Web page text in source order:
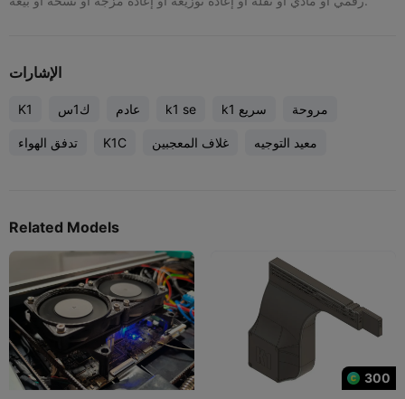
الإشارات
K1 ك1س عادم k1 se k1 سريع مروحة
تدفق الهواء K1C غلاف المعجبين معيد التوجيه
Related Models
300